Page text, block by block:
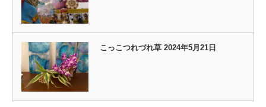
こっこつれづれ草 2024年5月21日